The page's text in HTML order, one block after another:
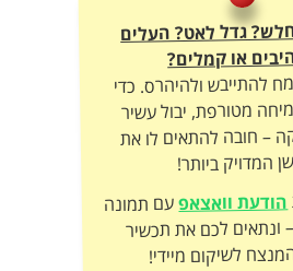
חלש? גדל לאט? העלים
או קמלים?
להתייבש ולהיהרס. כדי
מטורפת, יבול עשיר
– חובה להתאים לו את
המדויק ביותר!
הודעת וואצאפעם תמונה
של הצמח – ונתאים לכם את תכשיר
לשיקום מיידי!